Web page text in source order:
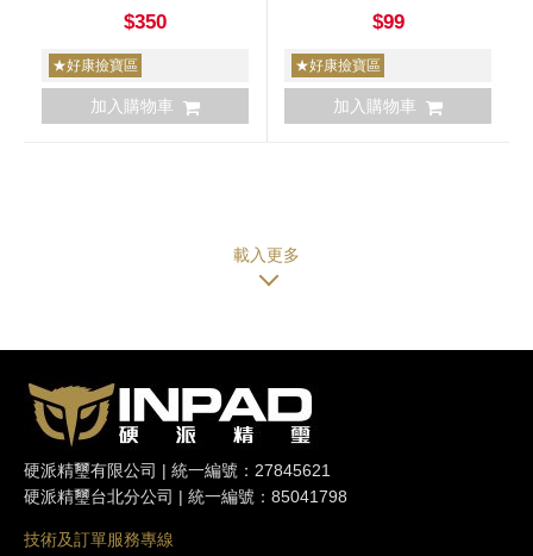
$350
★好康撿寶區
加入購物車
$99
★好康撿寶區
加入購物車
硬派精璽有限公司 | 統一編號：27845621
硬派精璽台北分公司 | 統一編號：85041798
技術及訂單服務專線